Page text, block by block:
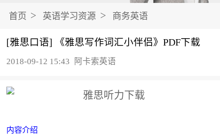
首页 > 英语学习资源 > 商务英语
[雅思口语] 《雅思写作词汇小伴侣》PDF下载
2018-09-12 15:43 阿卡索英语
内容介绍